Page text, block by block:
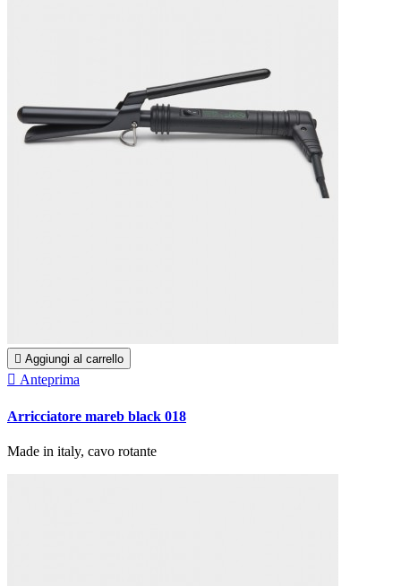
 Aggiungi al carrello
 Anteprima
Arricciatore mareb black 018
Made in italy, cavo rotante